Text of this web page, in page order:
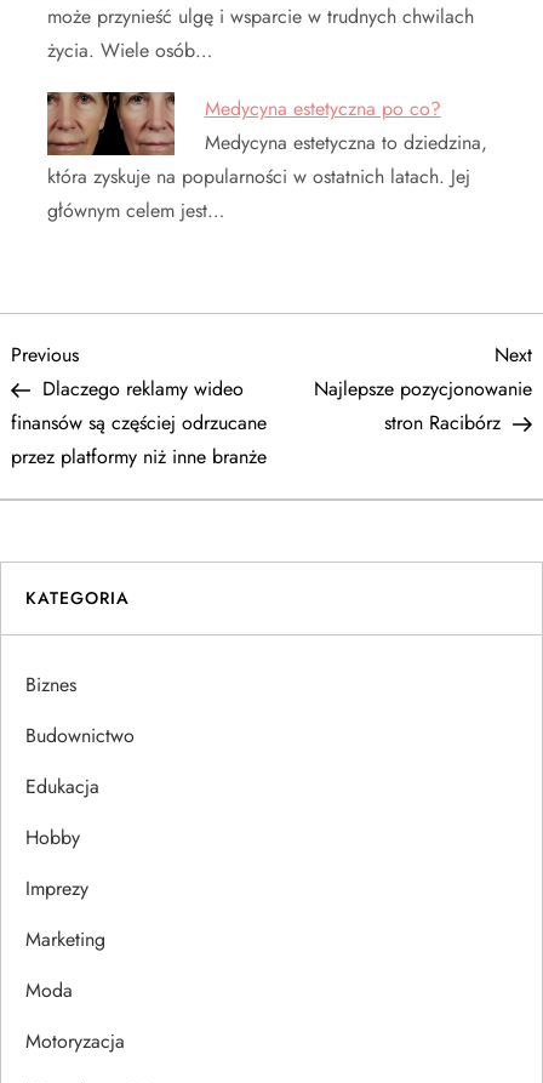
może przynieść ulgę i wsparcie w trudnych chwilach
życia. Wiele osób…
Medycyna estetyczna po co?
Medycyna estetyczna to dziedzina,
która zyskuje na popularności w ostatnich latach. Jej
głównym celem jest…
N
a
w
g
a
c
a
w
p
s
Previous
Post
Previous
Dlaczego reklamy wideo
finansów są częściej odrzucane
przez platformy niż inne branże
Next
Najlepsze pozycjonowanie
stron Racibórz
KATEGORIA
Biznes
Budownictwo
Edukacja
Hobby
Imprezy
Marketing
Moda
Motoryzacja